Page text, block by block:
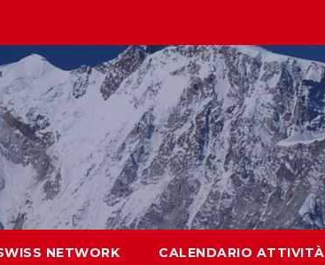
NETWORK CALENDARIO ATTIVITÀ